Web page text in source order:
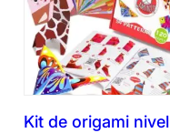
Kit de origami nivel